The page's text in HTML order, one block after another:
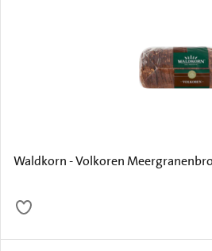
Waldkorn - Volkoren